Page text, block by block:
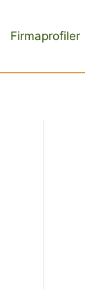
Firmaprofiler